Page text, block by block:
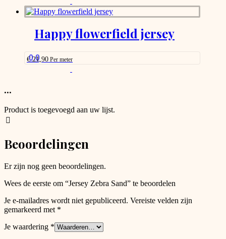
on
the
page
product
has
options
that
Happy flowerfield jersey
0.0
€21,90 Per meter
...
Product is toegevoegd aan uw lijst.
Beoordelingen
Er zijn nog geen beoordelingen.
Wees de eerste om “Jersey Zebra Sand” te beoordelen
Je e-mailadres wordt niet gepubliceerd. Vereiste velden zijn
gemarkeerd met *
Je waardering *